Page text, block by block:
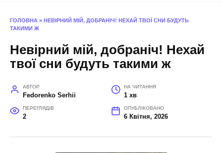
ГОЛОВНА » НЕВІРНИЙ МІЙ, ДОБРАНІЧ! НЕХАЙ ТВОЇ СНИ БУДУТЬ
ТАКИМИ Ж
Невірний мій, добраніч! Нехай
твої сни будуть такими ж
АВТОР
Fedorenko Serhii
НА ЧИТАННЯ
1 хв
ПЕРЕГЛЯДІВ
2
ОПУБЛІКОВАНО
6 Квітня, 2026